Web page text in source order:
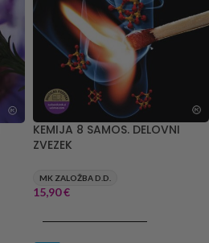
KEMIJA 8 SAMOS. DELOVNI
ZVEZEK
MK ZALOŽBA D.D.
15,90€